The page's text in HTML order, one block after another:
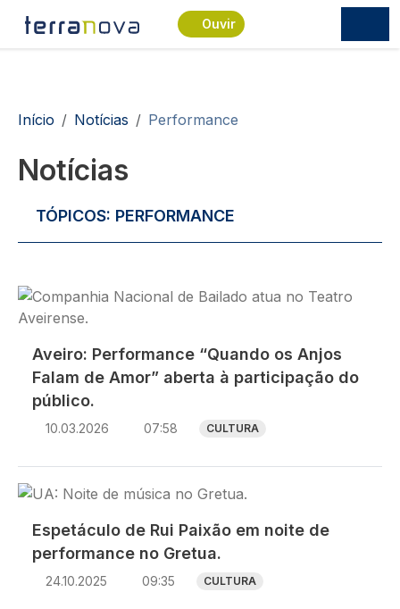
Passar para o conteúdo principal
Ouvir
Navegação estrutural
Início Notícias Performance
Notícias
TÓPICOS: PERFORMANCE
Imagem
Aveiro: Performance “Quando os Anjos
Falam de Amor” aberta à participação do
público.
10.03.2026 07:58 CULTURA
Imagem
Espetáculo de Rui Paixão em noite de
performance no Gretua.
24.10.2025 09:35 CULTURA